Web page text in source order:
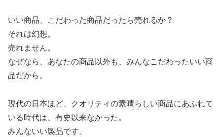
いい商品、こだわった商品だったら売れるか？
それは幻想。
売れません。
なぜなら、あなたの商品以外も、みんなこだわったいい商
品だから。
現代の日本ほど、クオリティの素晴らしい商品にあふれて
いる時代は、有史以来なかった。
みんないい製品です。